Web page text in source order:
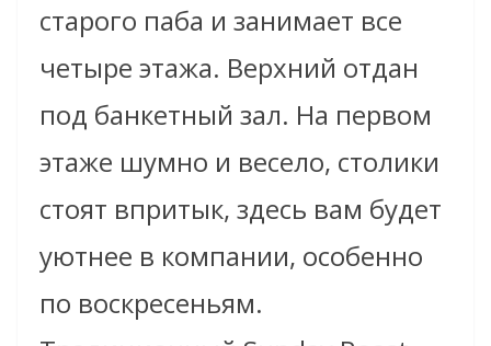
старого паба и занимает все
четыре этажа. Верхний отдан
под банкетный зал. На первом
этаже шумно и весело, столики
стоят впритык, здесь вам будет
уютнее в компании, особенно
по воскресеньям.